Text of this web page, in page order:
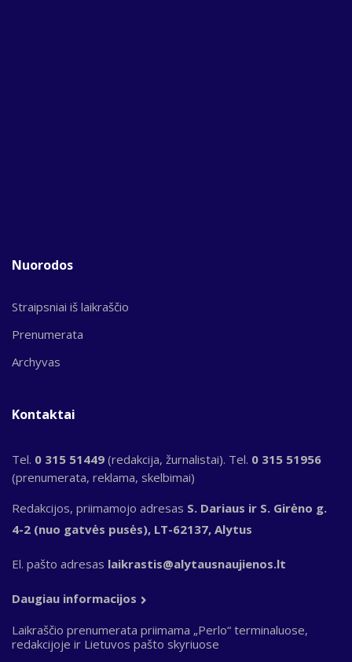
Nuorodos
Straipsniai iš laikraščio
Prenumerata
Archyvas
Kontaktai
Tel. 0 315 51449 (redakcija, žurnalistai). Tel. 0 315 51956
(prenumerata, reklama, skelbimai)
Redakcijos, priimamojo adresas S. Dariaus ir S. Girėno g.
4-2 (nuo gatvės pusės), LT-62137, Alytus
El. pašto adresas laikrastis@alytausnaujienos.lt
Daugiau informacijos
Laikraščio prenumerata priimama „Perlo“ terminaluose,
redakcijoje ir Lietuvos pašto skyriuose